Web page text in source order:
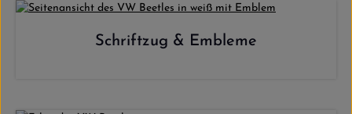
Schriftzug & Embleme